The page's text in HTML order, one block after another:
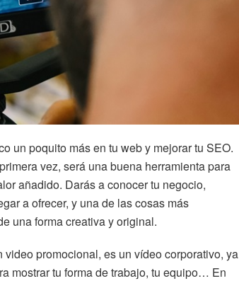
un poquito más en tu web y mejorar tu SEO.
vez, será una buena herramienta para
añadido. Darás a conocer tu negocio,
a ofrecer, y una de las cosas más
una forma creativa y original.
video promocional, es un vídeo corporativo, ya
mostrar tu forma de trabajo, tu equipo… En